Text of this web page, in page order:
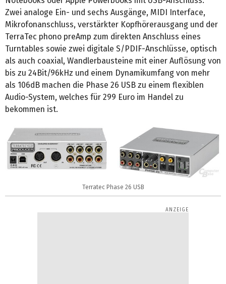
Zwei analoge Ein- und sechs Ausgänge, MIDI Interface,
Mikrofonanschluss, verstärkter Kopfhörerausgang und der
TerraTec phono preAmp zum direkten Anschluss eines
Turntables sowie zwei digitale S/PDIF-Anschlüsse, optisch
als auch coaxial, Wandlerbausteine mit einer Auflösung von
bis zu 24Bit/96kHz und einem Dynamikumfang von mehr
als 106dB machen die Phase 26 USB zu einem flexiblen
Audio-System, welches für 299 Euro im Handel zu
bekommen ist.
Terratec Phase 26 USB